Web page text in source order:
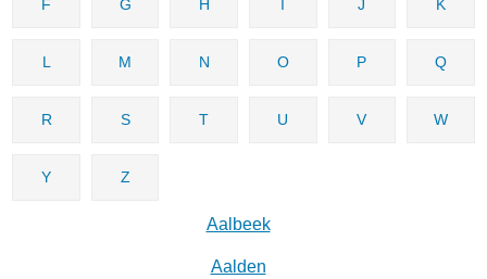
F G H I J K
L M N O P Q
R S T U V W
Y Z
Aalbeek
Aalden